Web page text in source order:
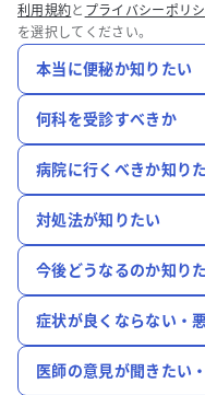
利用規約と プライバシーポリ
を選択してください。
本当に便秘か知りたい
何科を受診すべきか
病院に行くべきか知り
対処法が知りたい
今後どうなるのか知り
症状が良くならない・
医師の意見が聞きたい